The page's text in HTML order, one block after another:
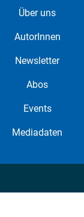
Über uns
AutorInnen
Newsletter
Abos
Events
Mediadaten